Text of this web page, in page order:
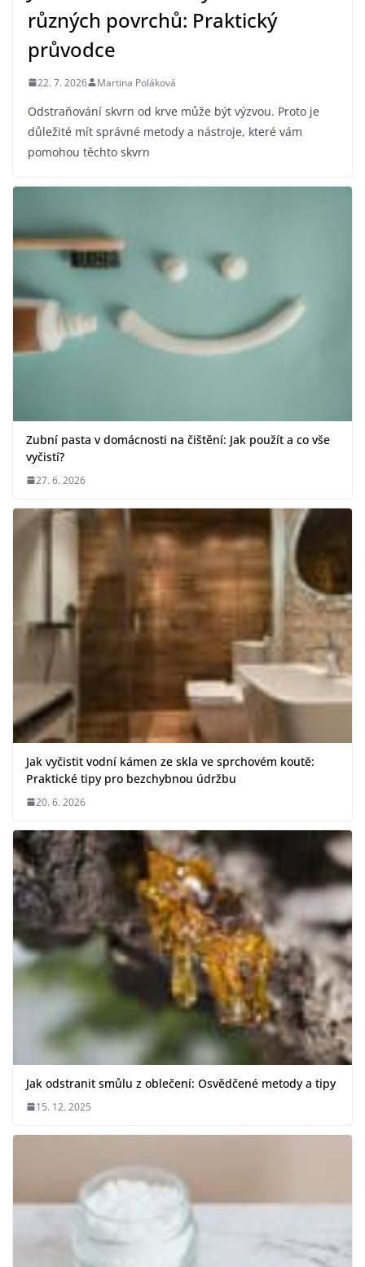
různých povrchů: Praktický
průvodce
22. 7. 2026 Martina Poláková
Odstraňování skvrn od krve může být výzvou. Proto je
důležité mít správné metody a nástroje, které vám
pomohou těchto skvrn
Zubní pasta v domácnosti na čištění: Jak použít a co vše
vyčistí?
27. 6. 2026
Jak vyčistit vodní kámen ze skla ve sprchovém koutě:
Praktické tipy pro bezchybnou údržbu
20. 6. 2026
Jak odstranit smůlu z oblečení: Osvědčené metody a tipy
15. 12. 2025